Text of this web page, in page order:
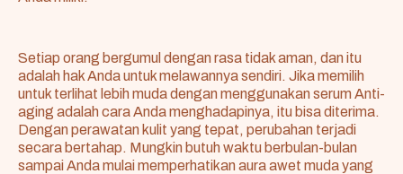
Setiap orang bergumul dengan rasa tidak aman, dan itu
adalah hak Anda untuk melawannya sendiri. Jika memilih
untuk terlihat lebih muda dengan menggunakan serum Anti-
aging adalah cara Anda menghadapinya, itu bisa diterima.
Dengan perawatan kulit yang tepat, perubahan terjadi
secara bertahap. Mungkin butuh waktu berbulan-bulan
sampai Anda mulai memperhatikan aura awet muda yang